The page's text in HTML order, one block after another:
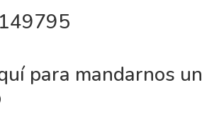
para mandarnos un